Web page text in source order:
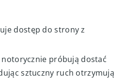
dostęp do strony z
notorycznie próbują dostać
sztuczny ruch otrzymują